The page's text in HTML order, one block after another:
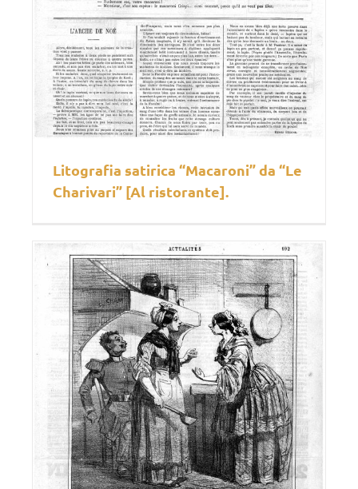
Litografia satirica “Macaroni” da “Le
Charivari” [Al ristorante].